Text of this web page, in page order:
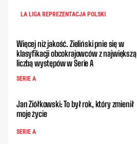
LA LIGA REPREZENTACJA POLSKI
Więcej niż jakość. Zieliński pnie się w
klasyfikacji obcokrajowców z największą
liczbą występów w Serie A
SERIE A
Jan Ziółkowski: To był rok, który zmienił
moje życie
SERIE A